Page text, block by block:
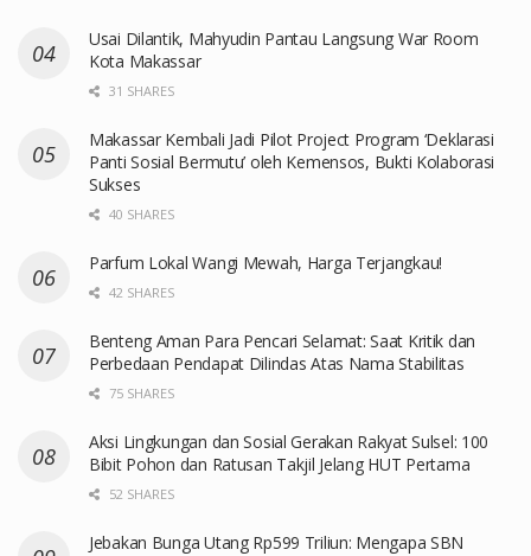
Usai Dilantik, Mahyudin Pantau Langsung War Room
Kota Makassar
31 SHARES
Makassar Kembali Jadi Pilot Project Program ‘Deklarasi
Panti Sosial Bermutu’ oleh Kemensos, Bukti Kolaborasi
Sukses
40 SHARES
Parfum Lokal Wangi Mewah, Harga Terjangkau!
42 SHARES
Benteng Aman Para Pencari Selamat: Saat Kritik dan
Perbedaan Pendapat Dilindas Atas Nama Stabilitas
75 SHARES
Aksi Lingkungan dan Sosial Gerakan Rakyat Sulsel: 100
Bibit Pohon dan Ratusan Takjil Jelang HUT Pertama
52 SHARES
Jebakan Bunga Utang Rp599 Triliun: Mengapa SBN